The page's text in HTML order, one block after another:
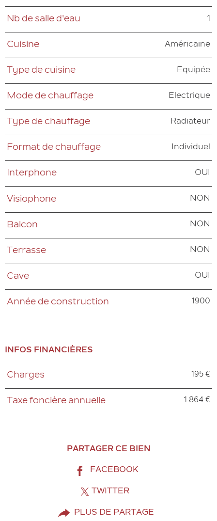
Nb de salle d'eau 1
Cuisine Américaine
Type de cuisine Equipée
Mode de chauffage Electrique
Type de chauffage Radiateur
Format de chauffage Individuel
Interphone OUI
Visiophone NON
Balcon NON
Terrasse NON
Cave OUI
Année de construction 1900
INFOS FINANCIÈRES
Caractéristiques
Charges 195 €
Taxe foncière annuelle 1 864 €
PARTAGER CE BIEN
FACEBOOK
TWITTER
PLUS DE PARTAGE